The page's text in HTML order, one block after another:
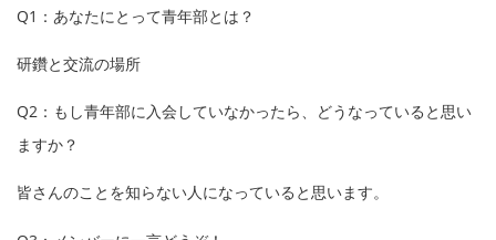
Q1：あなたにとって青年部とは？
研鑽と交流の場所
Q2：もし青年部に入会していなかったら、どうなっていると思い
ますか？
皆さんのことを知らない人になっていると思います。